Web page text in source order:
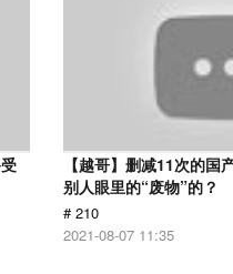
【越哥】删减11次的国
别人眼里的“废物”的？
# 210
2021-08-07 11:35